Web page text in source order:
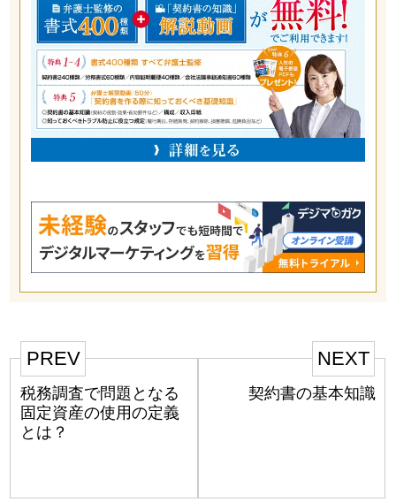
PREV
税務調査で問題となる
固定資産の使用の定義
とは？
NEXT
契約書の基本知識